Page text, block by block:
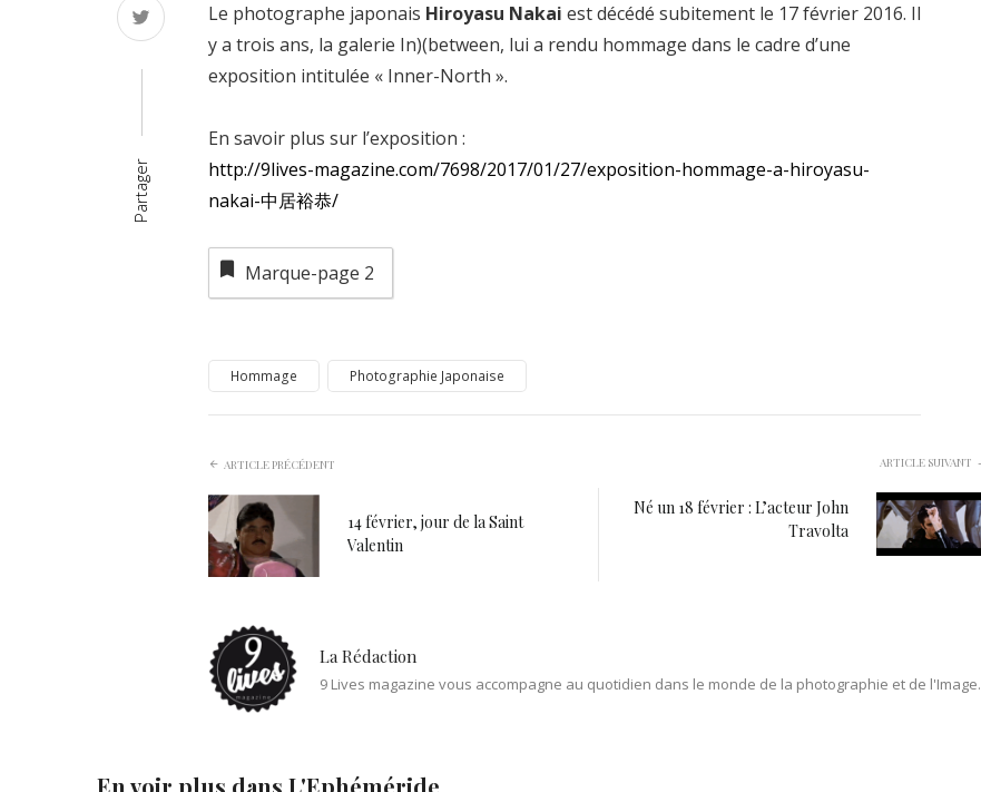
Partager
Le photographe japonais Hiroyasu Nakai est décédé subitement le 17 février 2016. Il
y a trois ans, la galerie In)(between, lui a rendu hommage dans le cadre d’une
exposition intitulée « Inner-North ».
En savoir plus sur l’exposition :
http://9lives-magazine.com/7698/2017/01/27/exposition-hommage-a-hiroyasu-
nakai-中居裕恭/
Marque-page 2
Hommage Photographie Japonaise
ARTICLE PRÉCÉDENT
14 février, jour de la Saint
Valentin
ARTICLE SUIVANT
Né un 18 février : L’acteur John
Travolta
La Rédaction
9 Lives magazine vous accompagne au quotidien dans le monde de la photographie et de l'Image.